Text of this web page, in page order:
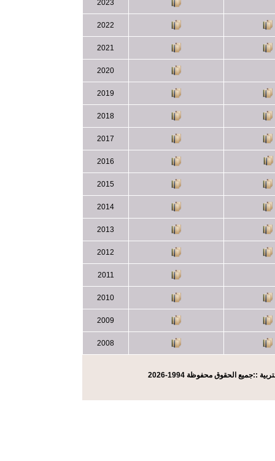
2023
2022
2021
2020
2019
2018
2017
2016
2015
2014
2013
2012
2011
2010
2009
2008
::جميع الحقوق محفوظة 1994- 2026